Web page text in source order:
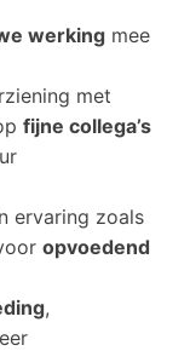
werking mee
met
fijne collega’s
ervaring zoals
opvoedend
,